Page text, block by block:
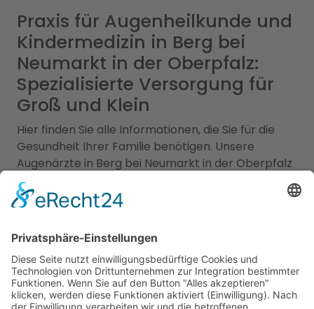
Praxis für Augenheilkunde und
Kindermedizin in Berg bei
Neumarkt in der Oberpfalz:
Spezialisierte Versorgung für
Groß und Klein
Hier finden Sie alle Informationen, die Sie für die
Gesundheit Ihrer Familie benötigen. Unsere
Augenärzte in Berg bei Neumarkt in der Oberpfalz
sind hochqualifizierte Fachexperten, die sich auf
die Diagnose, Behandlung und Pflege von
Augenerkrankungen spezialisiert haben. Von
Routineuntersuchungen bis hin zu speziellen
Augenbehandlungen stehen Ihnen diese
Fachärzte mit ihrem Fachwissen und modernen
medizinischen Geräten zur Verfügung. Zusätzlich
bieten wir Zugang zu erfahrenen Kinderärzten in